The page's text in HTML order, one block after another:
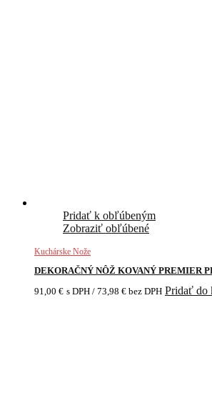
Pridať k obľúbeným
Zobraziť obľúbené
Kuchárske Nože
DEKORAČNÝ NÔŽ KOVANÝ PREMIER
91,00 € s DPH / 73,98 € bez DPH Pridať do